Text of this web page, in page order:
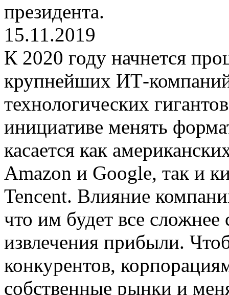
президента.
15.11.2019
К 2020 году начнется
крупнейших ИТ-
технологических
инициативе менять
касается как
Amazon и Google, так и
Tencent. Влияние
что им будет все сложнее
извлечения прибыли.
конкурентов,
собственные рынки и